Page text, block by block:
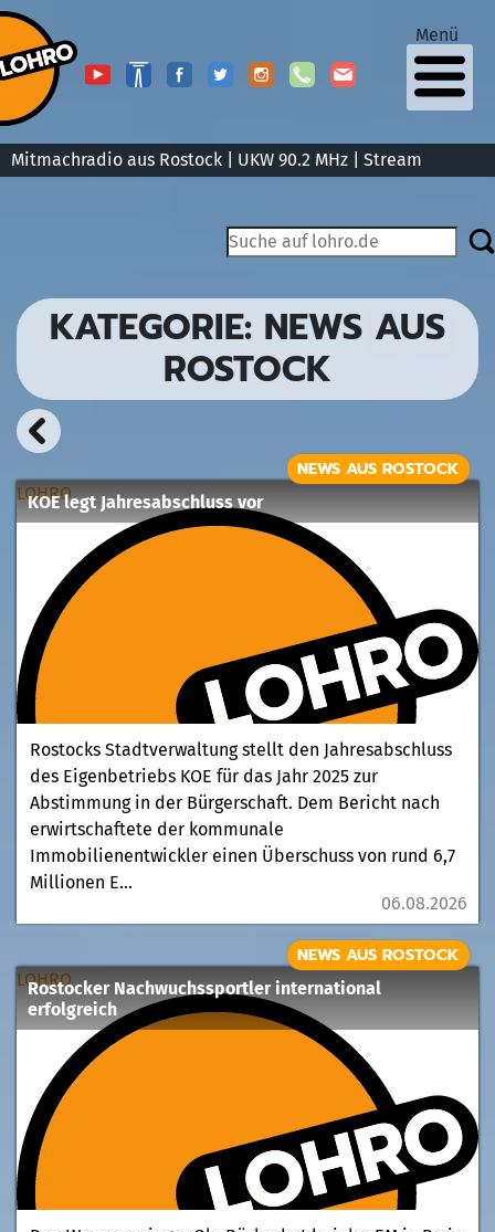
Mitmachradio aus Rostock | UKW 90.2 MHz | Stream
Menü
KATEGORIE: NEWS AUS
ROSTOCK
LOHRO
KOE legt Jahresabschluss vor
NEWS AUS ROSTOCK
Rostocks Stadtverwaltung stellt den Jahresabschluss
des Eigenbetriebs KOE für das Jahr 2025 zur
Abstimmung in der Bürgerschaft. Dem Bericht nach
erwirtschaftete der kommunale
Immobilienentwickler einen Überschuss von rund 6,7
Millionen E...
06.08.2026
LOHRO
Rostocker Nachwuchssportler international
erfolgreich
NEWS AUS ROSTOCK